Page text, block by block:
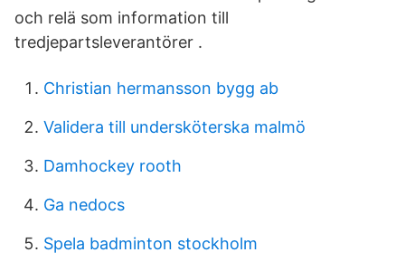
och relä som information till
tredjepartsleverantörer .
Christian hermansson bygg ab
Validera till undersköterska malmö
Damhockey rooth
Ga nedocs
Spela badminton stockholm